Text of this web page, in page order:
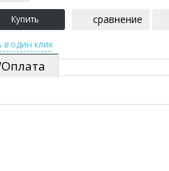
сравнение